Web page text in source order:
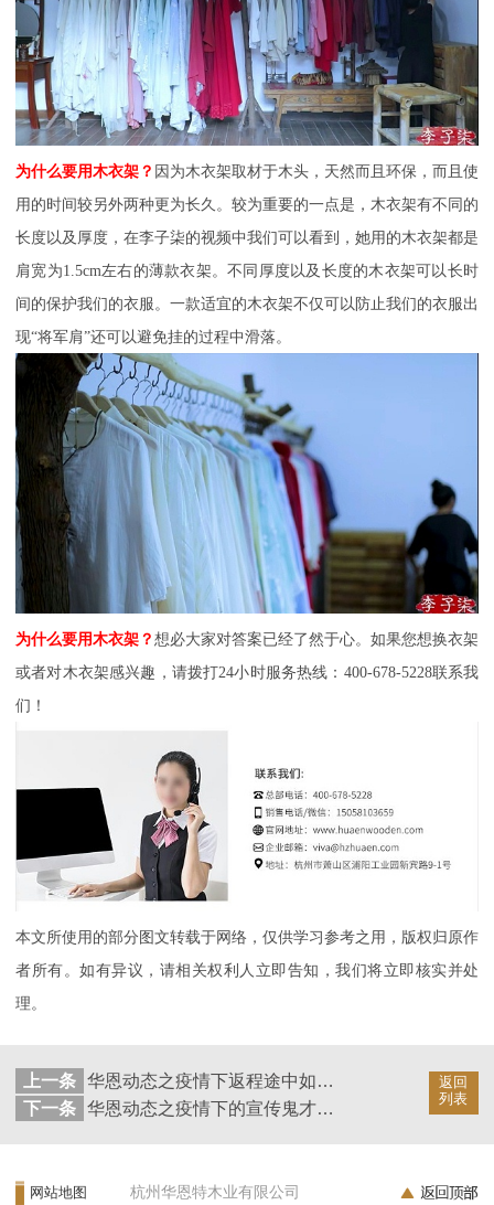
为什么要用木衣架？ 因为木衣架取材于木头，天然而且环保，而且使
用的时间较另外两种更为长久。较为重要的一点是，木衣架有不同的
长度以及厚度，在李子柒的视频中我们可以看到，她用的木衣架都是
肩宽为1.5cm左右的薄款衣架。不同厚度以及长度的木衣架可以长时
间的保护我们的衣服。一款适宜的木衣架不仅可以防止我们的衣服出
现“将军肩”还可以避免挂的过程中滑落。
为什么要用木衣架？ 想必大家对答案已经了然于心。如果您想换衣架
或者对木衣架感兴趣，请拨打24小时服务热线：400-678-5228联系我
们！
本文所使用的部分图文转载于网络，仅供学习参考之用，版权归原作
者所有。如有异议，请相关权利人立即告知，我们将立即核实并处
理。
返回
列表
上一条
华恩动态之疫情下返程途中如何保护自己【华恩衣架】
下一条
华恩动态之疫情下的宣传鬼才【华恩衣架】
网站地图 杭州华恩特木业有限公司